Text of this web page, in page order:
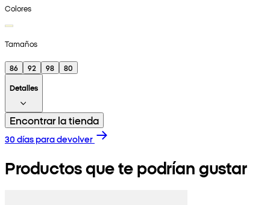
Colores
Tamaños
86 92 98
80
Detalles
Encontrar la tienda
30 días para devolver
Productos que te podrían gustar